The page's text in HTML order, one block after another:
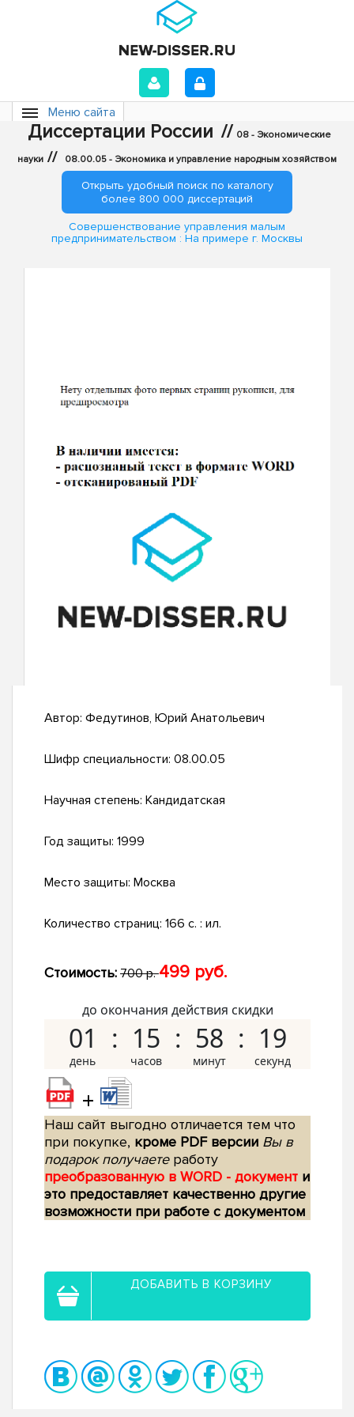
Меню сайта
Диссертации России // 08 - Экономические
науки // 08.00.05 - Экономика и управление народным хозяйством
Открыть удобный поиск по каталогу
более 800 000 диссертаций
Совершенствование управления малым
предпринимательством : На примере г. Москвы
Автор: Федутинов, Юрий Анатольевич
Шифр специальности: 08.00.05
Научная степень: Кандидатская
Год защиты: 1999
Место защиты: Москва
Количество страниц: 166 с. : ил.
Стоимость: 700 р.499 руб.
до окончания действия скидки
01 15 58 18
+
Наш сайт выгодно отличается тем что
при покупке, кроме PDF версии Вы в
подарок получаетеработу
преобразованную в WORD - документ и
это предоставляет качественно другие
возможности при работе с документом
ДОБАВИТЬ В КОРЗИНУ